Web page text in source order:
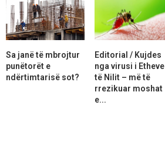
Sa janë të mbrojtur
punëtorët e
ndërtimtarisë sot?
Editorial / Kujdes
nga virusi i Etheve
të Nilit – më të
rrezikuar moshat
e...